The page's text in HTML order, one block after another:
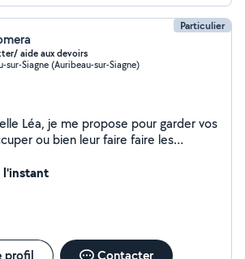
Particulier
aide aux devoirs
sur-Siagne (Auribeau-sur-Siagne)
Léa, je me propose pour garder vos
ou bien leur faire faire les
l'instant
profil Contacter